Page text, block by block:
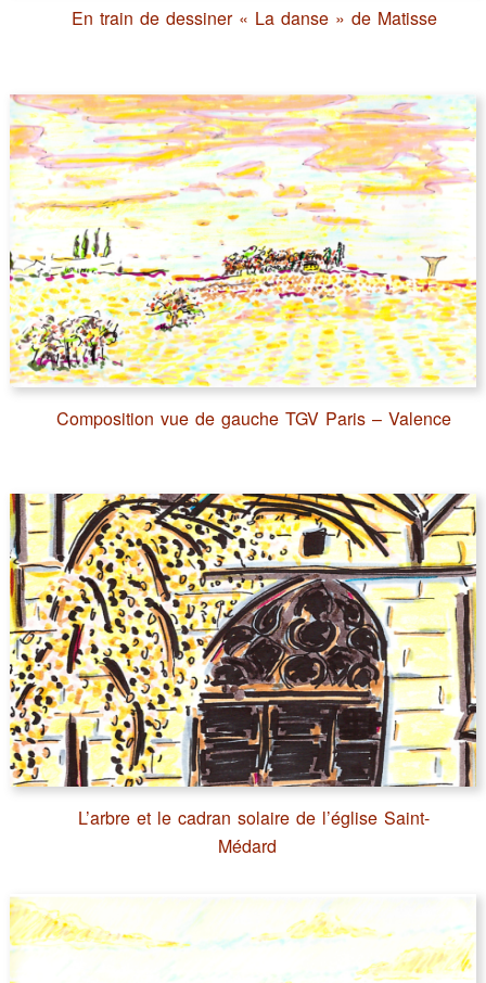
En train de dessiner « La danse » de Matisse
Composition vue de gauche TGV Paris – Valence
L’arbre et le cadran solaire de l’église Saint-
Médard